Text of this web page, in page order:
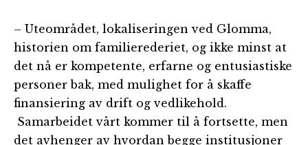
– Uteområdet, lokaliseringen ved Glomma,
historien om familierederiet, og ikke minst at
det nå er kompetente, erfarne og entusiastiske
personer bak, med mulighet for å skaffe
finansiering av drift og vedlikehold.
Samarbeidet vårt kommer til å fortsette, men
det avhenger av hvordan begge institusjoner